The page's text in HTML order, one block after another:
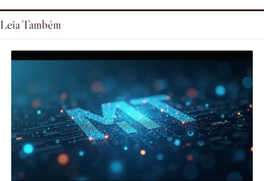
Leia Também